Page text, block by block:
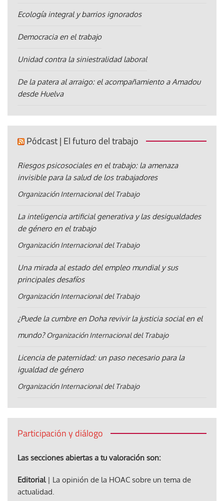
Ecología integral y barrios ignorados
Democracia en el trabajo
Unidad contra la siniestralidad laboral
De la patera al arraigo: el acompañamiento a Amadou
desde Huelva
Pódcast | El futuro del trabajo
Riesgos psicosociales en el trabajo: la amenaza
invisible para la salud de los trabajadores
Organización Internacional del Trabajo
La inteligencia artificial generativa y las desigualdades
de género en el trabajo
Organización Internacional del Trabajo
Una mirada al estado del empleo mundial y sus
principales desafíos
Organización Internacional del Trabajo
¿Puede la cumbre en Doha revivir la justicia social en el
mundo? Organización Internacional del Trabajo
Licencia de paternidad: un paso necesario para la
igualdad de género
Organización Internacional del Trabajo
Participación y diálogo
Las secciones abiertas a tu valoración son:
Editorial| La opinión de la HOAC sobre un tema de
actualidad.